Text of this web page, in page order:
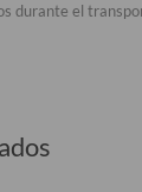
durante el